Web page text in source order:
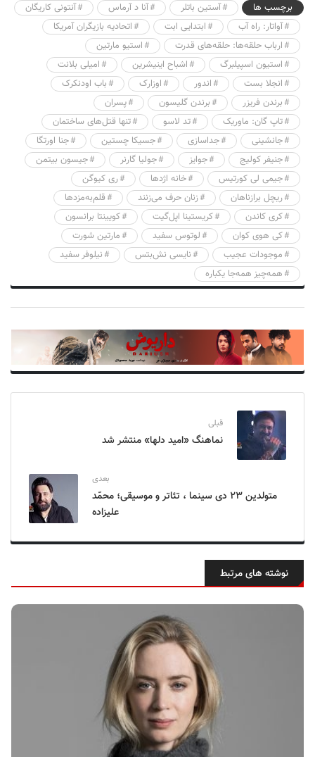
برچسب ها
آستین باتلر آنا د آرماس
آنتونی کاریگان
آواتار: راه آب
ابتدایی ابت
اتحادیه بازیگران آمریکا
ارباب حلقه‌ها: حلقه‌های قدرت
استیو مارتین
استیون اسپیلبرگ
اشباح اینیشرین
امیلی بلانت
انجلا بست
اندور اوزارک
باب اودنکرک
برندن فریزر
برندن گلیسون
پسران
تاپ گان: ماوریک
تد لاسو
تنها قتل‌های ساختمان
جانشینی
جداسازی جسیکا چستین
جنا اورتگا
جنیفر کولیج
جوایز جولیا گارنر
جیسون بیتمن
جیمی لی کورتیس
خانه اژدها
ری کیوگن
ریچل برازناهان
زنان حرف می‌زنند
قلم‌به‌مزدها
کری کاندن
کریستینا اپل‌گیت
کویینتا برانسون
کی هوی کوان
لوتوس سفید
مارتین شورت
موجودات عجیب
نایسی نش‌بتس
نیلوفر سفید
همه‌چیز همه‌جا یکباره
قبلی
نماهنگ «امید دلها» منتشر شد
بعدی
متولدین ۲۳ دی سینما ، تئاتر و موسیقی؛ محمّد
علیزاده
نوشته های مرتبط